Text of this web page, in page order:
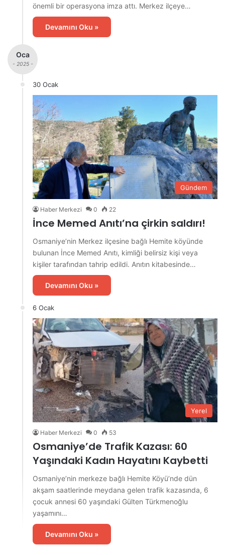
önemli bir operasyona imza attı. Merkez ilçeye…
Devamını Oku »
Oca
- 2025 -
30 Ocak
Gündem
Haber Merkezi 0 22
İnce Memed Anıtı’na çirkin saldırı!
Osmaniye’nin Merkez ilçesine bağlı Hemite köyünde
bulunan İnce Memed Anıtı, kimliği belirsiz kişi veya
kişiler tarafından tahrip edildi. Anıtın kitabesinde…
Devamını Oku »
6 Ocak
Yerel
Haber Merkezi 0 53
Osmaniye’de Trafik Kazası: 60
Yaşındaki Kadın Hayatını Kaybetti
Osmaniye’nin merkeze bağlı Hemite Köyü’nde dün
akşam saatlerinde meydana gelen trafik kazasında, 6
çocuk annesi 60 yaşındaki Gülten Türkmenoğlu
yaşamını…
Devamını Oku »